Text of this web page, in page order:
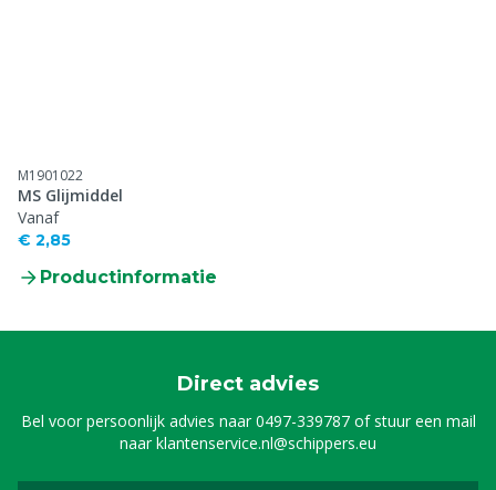
M1901022
MS Glijmiddel
Vanaf
€ 2,85
Productinformatie
Direct advies
Bel voor persoonlijk advies naar0497-339787of stuur een mail
naarklantenservice.nl@schippers.eu